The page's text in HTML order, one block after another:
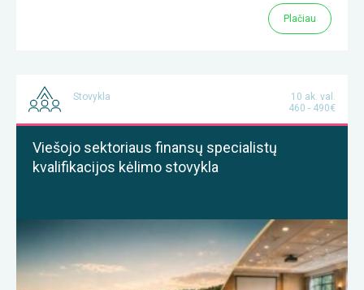
Plačiau
Stovykla
10 ak. val.
460 - 490€
Viešojo sektoriaus finansų specialistų
kvalifikacijos kėlimo stovykla